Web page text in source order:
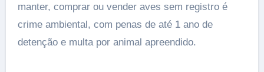
manter, comprar ou vender aves sem registro é
crime ambiental, com penas de até 1 ano de
detenção e multa por animal apreendido.